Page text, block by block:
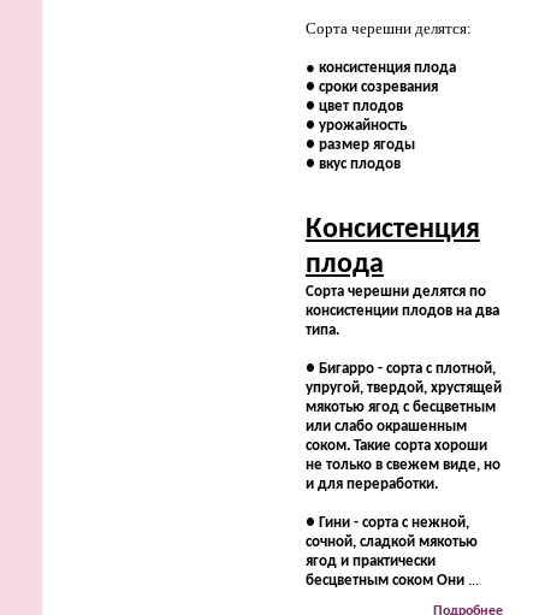
Сорта черешни делятся:
● консистенция плода
● сроки созревания
● цвет плодов
● урожайность
● размер ягоды
● вкус плодов
Консистенция
плода
Сорта черешни делятся по
консистенции плодов на два
типа.
● Бигарро - сорта с плотной,
упругой, твердой, хрустящей
мякотью ягод с бесцветным
или слабо окрашенным
соком. Такие сорта хороши
не только в свежем виде, но
и для переработки.
● Гини - сорта с нежной,
сочной, сладкой мякотью
ягод и практически
бесцветным соком Они...
Подробнее